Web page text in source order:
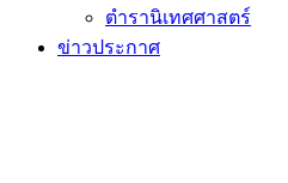
ตำรานิเทศศาสตร์
ข่าวประกาศ